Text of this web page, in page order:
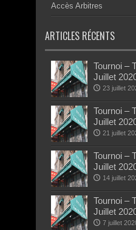
Accès Arbitres
ARTICLES RÉCENTS
Tournoi –
Juillet
23 juillet
Tournoi –
Juillet
21 juillet
Tournoi –
Juillet
14 juillet
Tournoi –
Juillet
7 juillet